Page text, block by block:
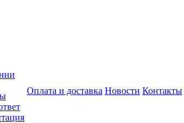
Оплата и доставка Новости Контакты